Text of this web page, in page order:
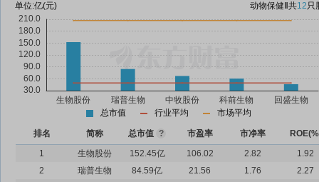
单位:亿(元) 动物保健Ⅱ 共12只
总市值 行业平均 市场平均
排名 简称 总市值 ? 市盈率 市净率
1
生物股份 152.45亿 106.02 2.82
1.92
2
瑞普生物 84.59亿 21.56 1.76
2.27